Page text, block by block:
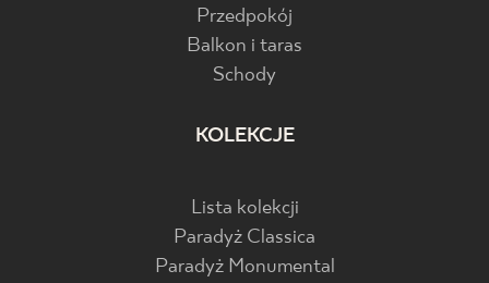
Przedpokój
Balkon i taras
Schody
KOLEKCJE
Lista kolekcji
Paradyż Classica
Paradyż Monumental